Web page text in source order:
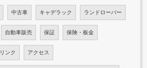
中古車 キャデラック ランドローバー
自動車販売 保証 保険・板金
リンク アクセス